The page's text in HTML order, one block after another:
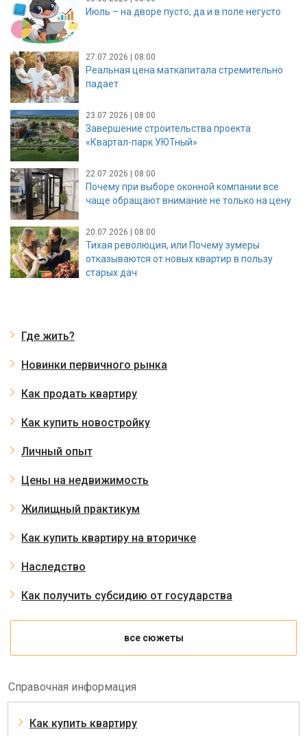
Июль – на дворе пусто, да и в поле негусто
27.07.2026 | 08:00
Реальная цена маткапитала стремительно
падает
23.07.2026 | 08:00
Завершение строительства проекта
«Квартал-парк УЮТный»
22.07.2026 | 08:00
Почему при выборе оконной компании все
чаще обращают внимание не только на цену
20.07.2026 | 08:00
Тихая революция, или Почему зумеры
отказываются от новых квартир в пользу
старых дач
Где жить?
Новинки первичного рынка
Как продать квартиру
Как купить новостройку
Личный опыт
Цены на недвижимость
Жилищный практикум
Как купить квартиру на вторичке
Наследство
Как получить субсидию от государства
все сюжеты
Справочная информация
Как купить квартиру